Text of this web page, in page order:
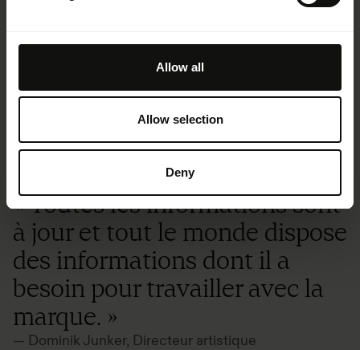
Allow all
Allow selection
Deny
« Toutes les informations sont
à jour et tout le monde dispose
des informations dont il a
besoin pour travailler avec la
marque. »
— Dominik Junker, Directeur artistique